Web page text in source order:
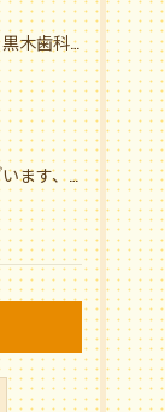
こんにちは、黒木歯科医院です🫶🏻
おはようございます、黒木歯科医院です🌻✨